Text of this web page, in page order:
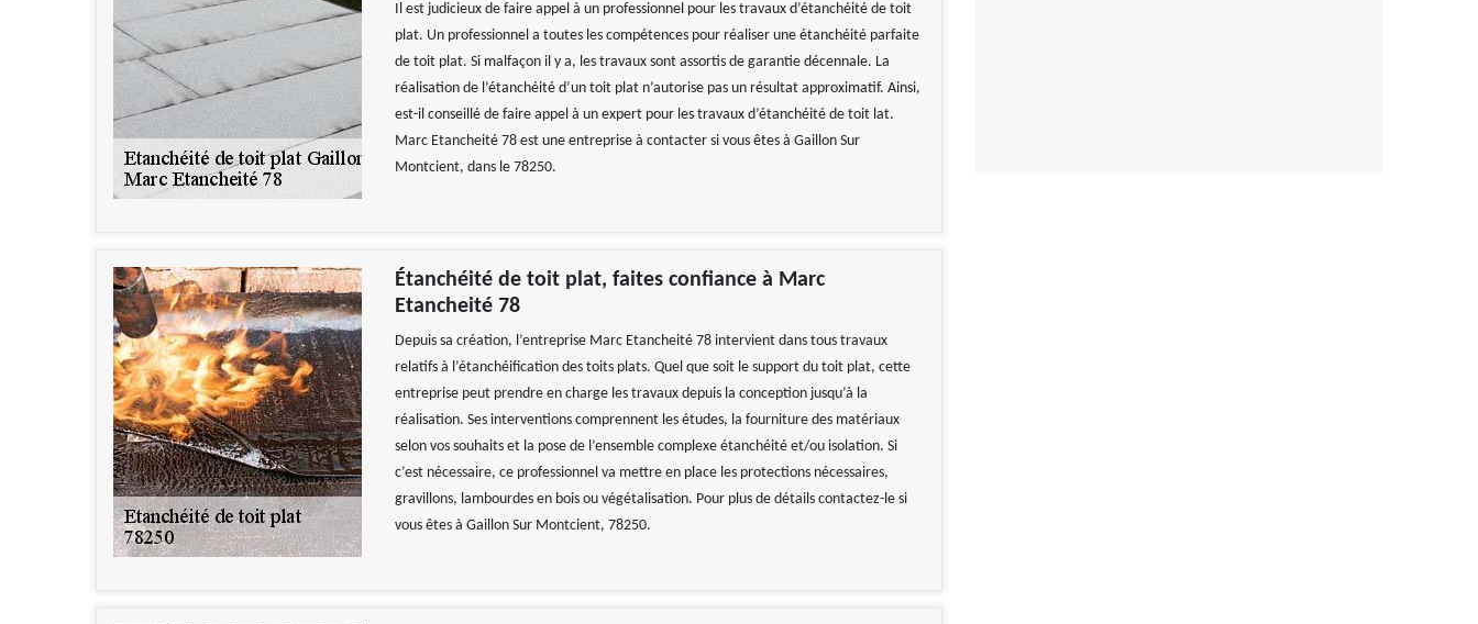
Il est judicieux de faire appel à un professionnel pour les travaux d’étanchéité de toit
plat. Un professionnel a toutes les compétences pour réaliser une étanchéité parfaite
de toit plat. Si malfaçon il y a, les travaux sont assortis de garantie décennale. La
réalisation de l’étanchéité d’un toit plat n’autorise pas un résultat approximatif. Ainsi,
est-il conseillé de faire appel à un expert pour les travaux d’étanchéité de toit lat.
Marc Etancheité 78 est une entreprise à contacter si vous êtes à Gaillon Sur
Montcient, dans le 78250.
Étanchéité de toit plat, faites confiance à Marc
Etancheité 78
Depuis sa création, l’entreprise Marc Etancheité 78 intervient dans tous travaux
relatifs à l’étanchéification des toits plats. Quel que soit le support du toit plat, cette
entreprise peut prendre en charge les travaux depuis la conception jusqu’à la
réalisation. Ses interventions comprennent les études, la fourniture des matériaux
selon vos souhaits et la pose de l’ensemble complexe étanchéité et/ou isolation. Si
c’est nécessaire, ce professionnel va mettre en place les protections nécessaires,
gravillons, lambourdes en bois ou végétalisation. Pour plus de détails contactez-le si
vous êtes à Gaillon Sur Montcient, 78250.